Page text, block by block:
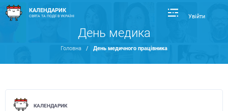
КАЛЕНДАРИК
СВЯТА ТА ПОДІЇ В УКРАЇНІ Увійти
День медика
Головна / День медичного працівника
КАЛЕНДАРИК